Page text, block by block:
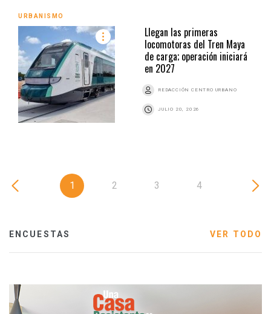
URBANISMO
Llegan las primeras
locomotoras del Tren Maya
de carga; operación iniciará
en 2027
REDACCIÓN CENTRO URBANO
JULIO 20, 2026
1 2 3 4
ENCUESTAS VER TODO